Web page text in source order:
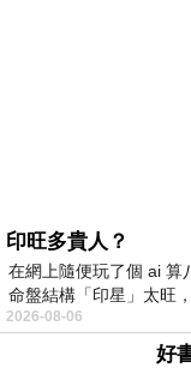
印旺多貴人？
在網上隨便玩了個 ai
命盤結構「印星」太旺
2026-08-06